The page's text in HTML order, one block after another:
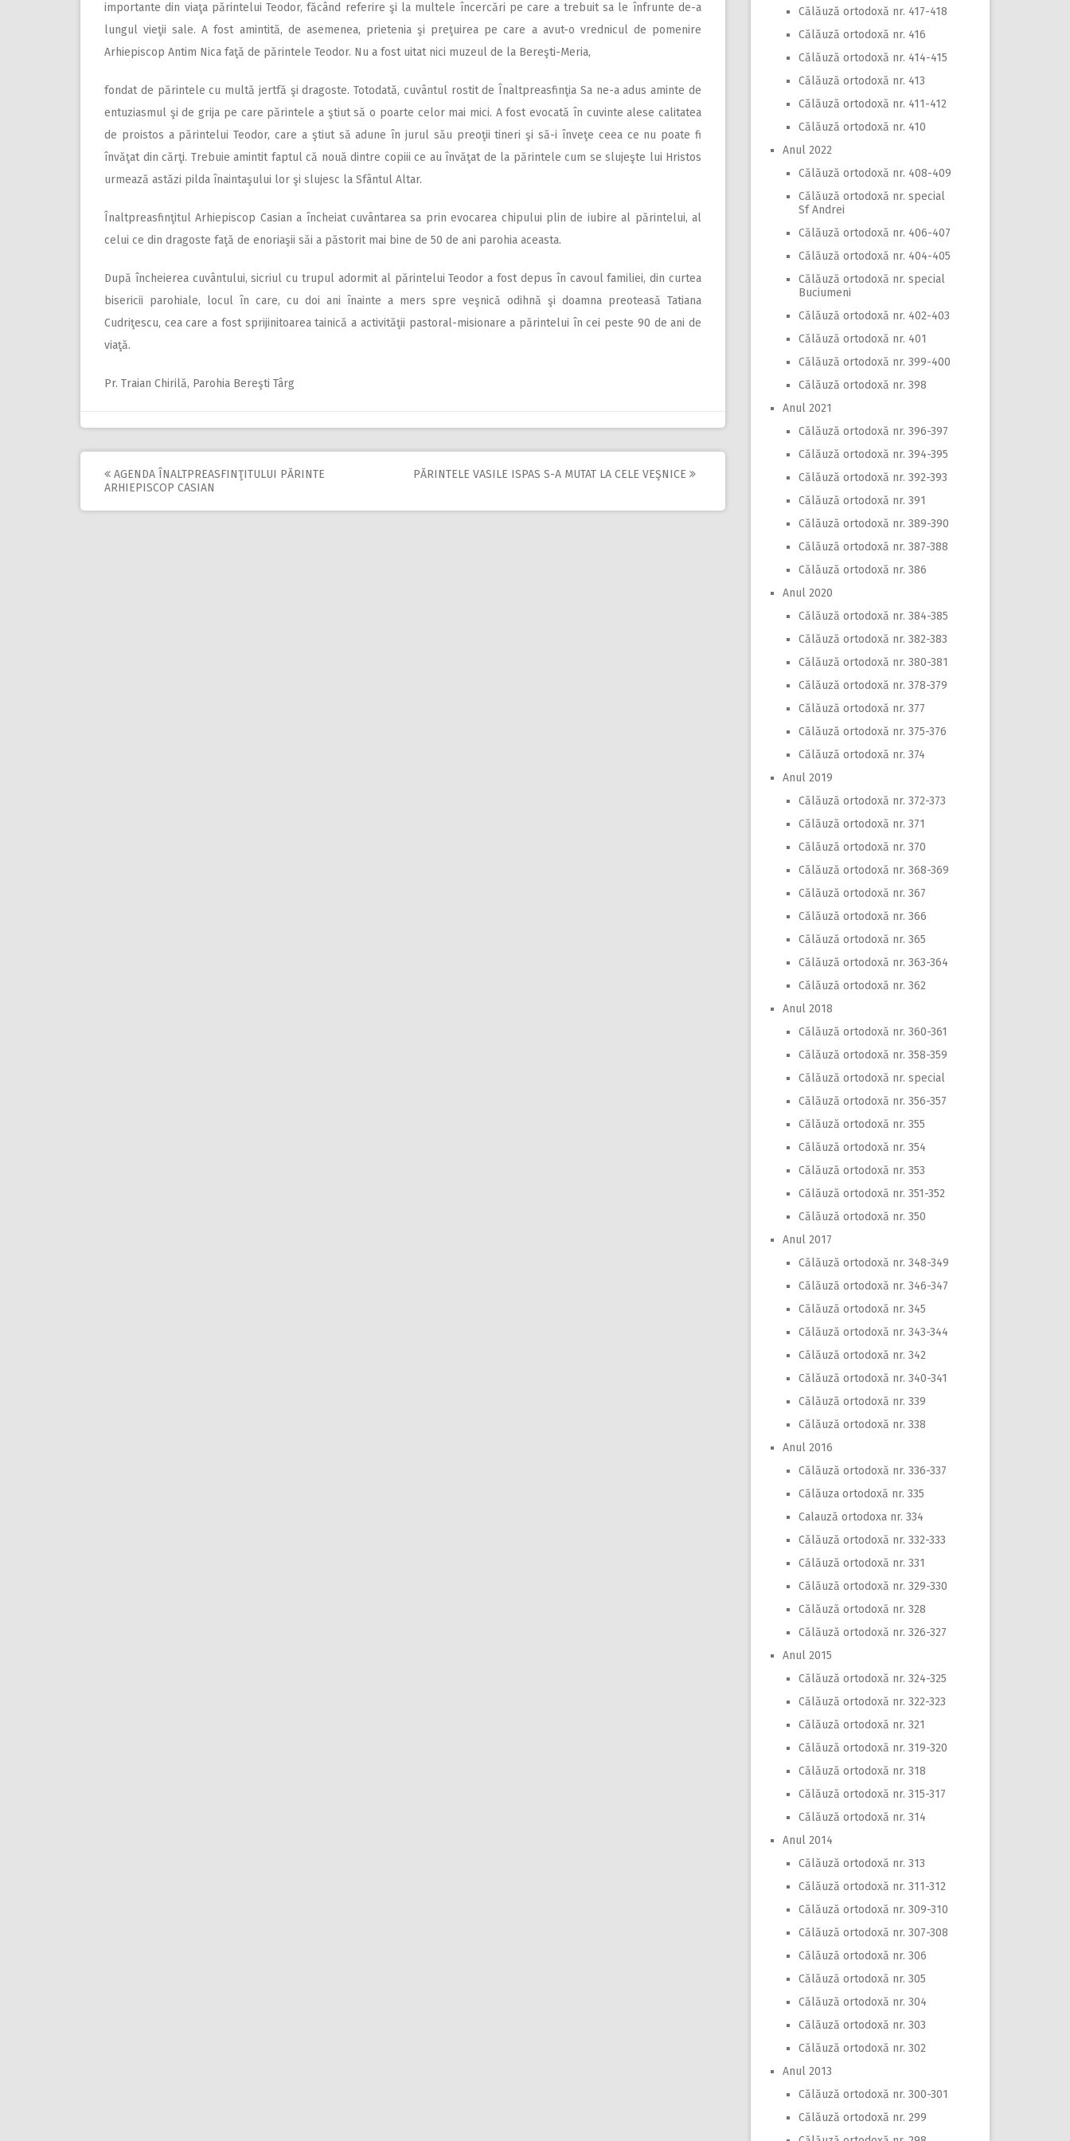
importante din viaţa părintelui Teodor, făcând referire şi la multele încercări pe care a trebuit sa le înfrunte de-a
lungul vieţii sale. A fost amintită, de asemenea, prietenia şi preţuirea pe care a avut-o vrednicul de pomenire
Arhiepiscop Antim Nica faţă de părintele Teodor. Nu a fost uitat nici muzeul de la Bereşti-Meria,
fondat de părintele cu multă jertfă şi dragoste. Totodată, cuvântul rostit de Înaltpreasfinţia Sa ne-a adus aminte de
entuziasmul şi de grija pe care părintele a ştiut să o poarte celor mai mici. A fost evocată în cuvinte alese calitatea
de proistos a părintelui Teodor, care a ştiut să adune în jurul său preoţii tineri şi să-i înveţe ceea ce nu poate fi
învăţat din cărţi. Trebuie amintit faptul că nouă dintre copiii ce au învăţat de la părintele cum se slujeşte lui Hristos
urmează astăzi pilda înaintaşului lor şi slujesc la Sfântul Altar.
Înaltpreasfinţitul Arhiepiscop Casian a încheiat cuvântarea sa prin evocarea chipului plin de iubire al părintelui, al
celui ce din dragoste faţă de enoriaşii săi a păstorit mai bine de 50 de ani parohia aceasta.
După încheierea cuvântului, sicriul cu trupul adormit al părintelui Teodor a fost depus în cavoul familiei, din curtea
bisericii parohiale, locul în care, cu doi ani înainte a mers spre veşnică odihnă şi doamna preoteasă Tatiana
Cudriţescu, cea care a fost sprijinitoarea tainică a activităţii pastoral-misionare a părintelui în cei peste 90 de ani de
viaţă.
Pr. Traian Chirilă, Parohia Bereşti Târg
Post
navigation
AGENDA ÎNALTPREASFINŢITULUI PĂRINTE
ARHIEPISCOP CASIAN
PĂRINTELE VASILE ISPAS S-A MUTAT LA CELE VEŞNICE
Călăuză ortodoxă nr. 417-418
Călăuză ortodoxă nr. 416
Călăuză ortodoxă nr. 414-415
Călăuză ortodoxă nr. 413
Călăuză ortodoxă nr. 411-412
Călăuză ortodoxă nr. 410
Anul 2022
Călăuză ortodoxă nr. 408-409
Călăuză ortodoxă nr. special
Sf Andrei
Călăuză ortodoxă nr. 406-407
Călăuză ortodoxă nr. 404-405
Călăuză ortodoxă nr. special
Buciumeni
Călăuză ortodoxă nr. 402-403
Călăuză ortodoxă nr. 401
Călăuză ortodoxă nr. 399-400
Călăuză ortodoxă nr. 398
Anul 2021
Călăuză ortodoxă nr. 396-397
Călăuză ortodoxă nr. 394-395
Călăuză ortodoxă nr. 392-393
Călăuză ortodoxă nr. 391
Călăuză ortodoxă nr. 389-390
Călăuză ortodoxă nr. 387-388
Călăuză ortodoxă nr. 386
Anul 2020
Călăuză ortodoxă nr. 384-385
Călăuză ortodoxă nr. 382-383
Călăuză ortodoxă nr. 380-381
Călăuză ortodoxă nr. 378-379
Călăuză ortodoxă nr. 377
Călăuză ortodoxă nr. 375-376
Călăuză ortodoxă nr. 374
Anul 2019
Călăuză ortodoxă nr. 372-373
Călăuză ortodoxă nr. 371
Călăuză ortodoxă nr. 370
Călăuză ortodoxă nr. 368-369
Călăuză ortodoxă nr. 367
Călăuză ortodoxă nr. 366
Călăuză ortodoxă nr. 365
Călăuză ortodoxă nr. 363-364
Călăuză ortodoxă nr. 362
Anul 2018
Călăuză ortodoxă nr. 360-361
Călăuză ortodoxă nr. 358-359
Călăuză ortodoxă nr. special
Călăuză ortodoxă nr. 356-357
Călăuză ortodoxă nr. 355
Călăuză ortodoxă nr. 354
Călăuză ortodoxă nr. 353
Călăuză ortodoxă nr. 351-352
Călăuză ortodoxă nr. 350
Anul 2017
Călăuză ortodoxă nr. 348-349
Călăuză ortodoxă nr. 346-347
Călăuză ortodoxă nr. 345
Călăuză ortodoxă nr. 343-344
Călăuză ortodoxă nr. 342
Călăuză ortodoxă nr. 340-341
Călăuză ortodoxă nr. 339
Călăuză ortodoxă nr. 338
Anul 2016
Călăuză ortodoxă nr. 336-337
Călăuza ortodoxă nr. 335
Calauză ortodoxa nr. 334
Călăuză ortodoxă nr. 332-333
Călăuză ortodoxă nr. 331
Călăuză ortodoxă nr. 329-330
Călăuză ortodoxă nr. 328
Călăuză ortodoxă nr. 326-327
Anul 2015
Călăuză ortodoxă nr. 324-325
Călăuză ortodoxă nr. 322-323
Călăuză ortodoxă nr. 321
Călăuză ortodoxă nr. 319-320
Călăuză ortodoxă nr. 318
Călăuză ortodoxă nr. 315-317
Călăuză ortodoxă nr. 314
Anul 2014
Călăuză ortodoxă nr. 313
Călăuză ortodoxă nr. 311-312
Călăuză ortodoxă nr. 309-310
Călăuză ortodoxă nr. 307-308
Călăuză ortodoxă nr. 306
Călăuză ortodoxă nr. 305
Călăuză ortodoxă nr. 304
Călăuză ortodoxă nr. 303
Călăuză ortodoxă nr. 302
Anul 2013
Călăuză ortodoxă nr. 300-301
Călăuză ortodoxă nr. 299